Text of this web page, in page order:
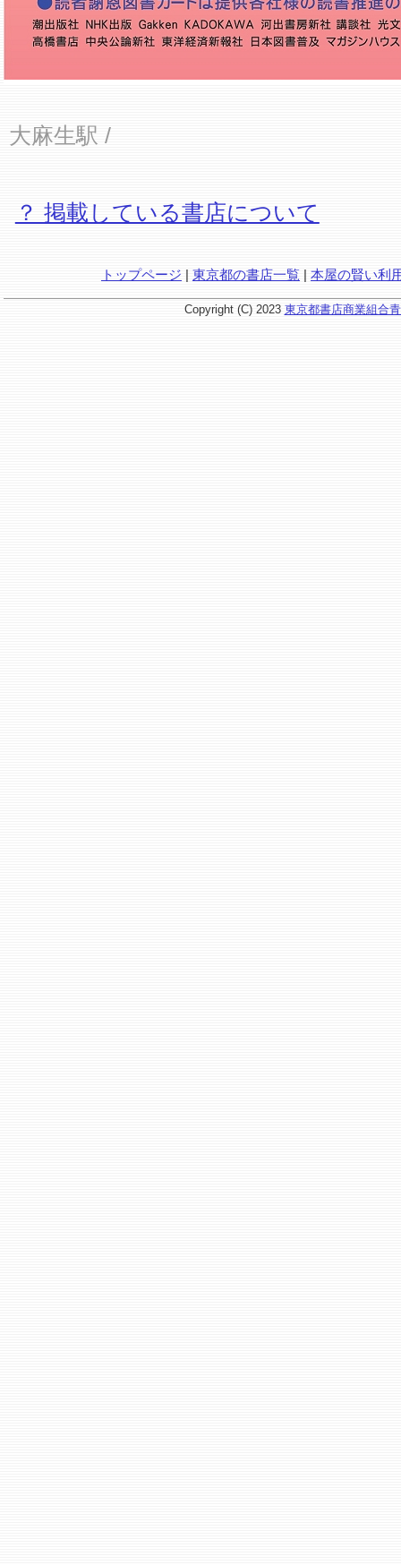
大麻生駅 /
？ 掲載している書店について
トップページ | 東京都の書店一覧 | 本屋の賢い利
Copyright (C) 2023 東京都書店商業組合